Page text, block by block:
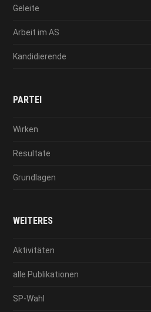
Geleite
Arbeit im AS
Kandidierende
PARTEI
Wirken
Resultate
Grundlagen
WEITERES
Aktivitäten
alle Publikationen
SP-Wahl